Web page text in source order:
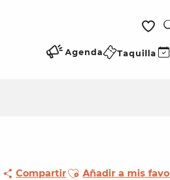
Voir
Agenda Taquilla
CompartirAjouter aux favoris
Añadir a mis